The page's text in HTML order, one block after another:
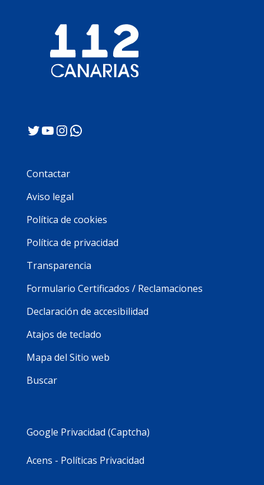
Twitter
YouTube
Instagram
WhatsApp
Contactar
Aviso legal
Política de cookies
Política de privacidad
Transparencia
Formulario Certificados / Reclamaciones
Declaración de accesibilidad
Atajos de teclado
Mapa del Sitio web
Buscar
Google Privacidad (Captcha)
Acens - Políticas Privacidad